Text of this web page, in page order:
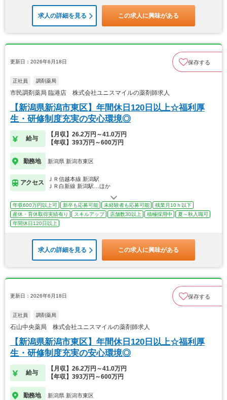
求人の詳細を見る この求人に興味がある
更新日：2026年6月18日 保存する
正社員 調剤薬局
市民調剤薬局 臨港店 株式会社ユニスマイルの薬剤師求人
【新潟県新潟市東区】年間休日120日以上☆福利厚
生・研修制度充実の安心環境◎
給与
【月収】26.2万円～41.0万円
【年収】393万円～600万円
勤務地 新潟県 新潟市東区
アクセス
ＪＲ信越本線 新潟駅
ＪＲ白新線 新潟駅…ほか
年収600万円以上可 新卒も応募可能 未経験者も応募可能
残業月10ｈ以下
産休・育休取得実績有り
スキルアップ 店舗数30以上 積極採用中
夏～秋入職可
年間休日120日以上
求人の詳細を見る この求人に興味がある
更新日：2026年6月18日 保存する
正社員 調剤薬局
石山中央薬局 株式会社ユニスマイルの薬剤師求人
【新潟県新潟市東区】年間休日120日以上☆福利厚
生・研修制度充実の安心環境◎
給与
【月収】26.2万円～41.0万円
【年収】393万円～600万円
勤務地 新潟県 新潟市東区